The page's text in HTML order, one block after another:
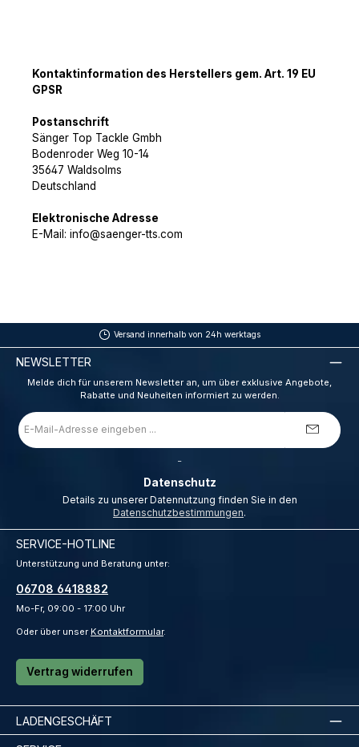
Kontaktinformation des Herstellers gem. Art. 19 EU
GPSR
Postanschrift
Sänger Top Tackle Gmbh
Bodenroder Weg 10-14
35647 Waldsolms
Deutschland
Elektronische Adresse
E-Mail: info@saenger-tts.com
Versand innerhalb von 24h werktags
NEWSLETTER
Melde dich für unserem Newsletter an, um über exklusive Angebote,
Rabatte und Neuheiten informiert zu werden.
E-
Mail-
Adresse
Datenschutz
Datenschutzbestimmungen.
SERVICE-HOTLINE
Unterstützung und Beratung unter:
06708 6418882
Mo-Fr, 09:00 - 17:00 Uhr
Oder über unser Kontaktformular.
Vertrag widerrufen
LADENGESCHÄFT